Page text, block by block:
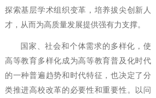
探索基层学术组织变革，培养拔尖创新人
才，从而为高质量发展提供强有力支撑。
国家、社会和个体需求的多样化，使
高等教育多样化成为高等教育普及化时代
的一种普遍趋势和时代特征，也决定了分
类推进高校改革的必要性和重要性。以问